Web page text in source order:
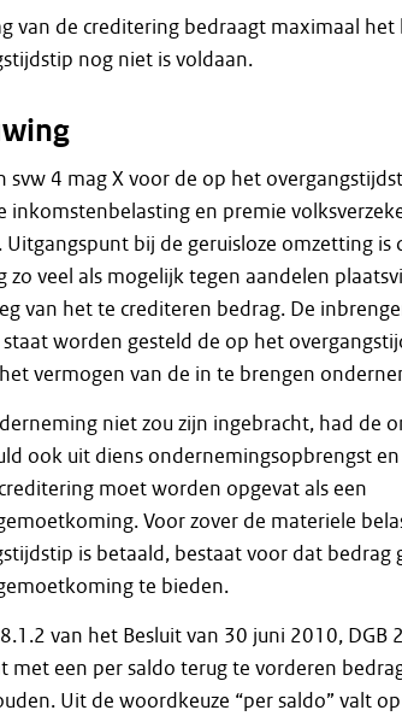
van de creditering bedraagt maximaal
nog niet is voldaan.
svw 4 mag X voor de op het
inkomstenbelasting en premie
Uitgangspunt bij de geruisloze omzetting is
zo veel als mogelijk tegen aandelen
van het te crediteren bedrag. De
worden gesteld de op het
vermogen van de in te brengen
niet zou zijn ingebracht, had de
ook uit diens ondernemingsopbrengst
moet worden opgevat als een
Voor zover de materiele
is betaald, bestaat voor dat bedrag
te bieden.
van het Besluit van 30 juni 2010,
met een per saldo terug te vorderen
Uit de woordkeuze “per saldo” valt